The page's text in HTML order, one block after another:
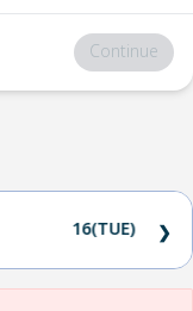
Continue
16(TUE) ❯